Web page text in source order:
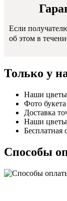
Если
об этом в
Только у
Наши цветы
Фото
Доставка
Наши цветы
Бесплатная
Способы